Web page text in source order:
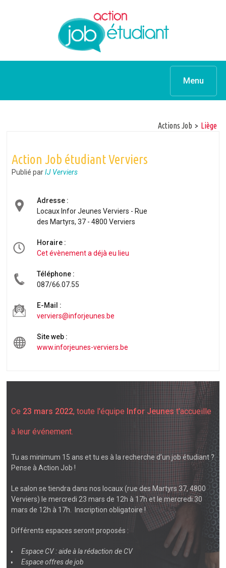
Menu
Actions Job > Liège
Action Job étudiant Verviers
Publié par IJ Verviers
Adresse :
Locaux Infor Jeunes Verviers - Rue
des Martyrs, 37 - 4800 Verviers
Horaire :
Cet évènement a déjà eu lieu
Téléphone :
087/66.07.55
E-Mail :
verviers@inforjeunes.be
Site web :
www.inforjeunes-verviers.be
Ce 23 mars 2022, toute l'équipe Infor Jeunes t'accueille
à leur événement.
Tu as minimum 15 ans et tu es à la recherche d’un job étudiant ?
Pense à Action Job !
Le salon se tiendra dans nos locaux (rue des Martyrs 37, 4800
Verviers) le mercredi 23 mars de 12h à 17h et le mercredi 30
mars de 12h à 17h. Inscription obligatoire !
Différents espaces seront proposés :
Espace CV : aide à la rédaction de CV
Espace offres de job